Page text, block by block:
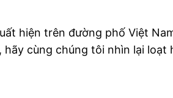
hiện trên đường phố Việt
hãy cùng chúng tôi nhìn lại